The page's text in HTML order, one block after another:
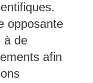
opposante
à de
afin